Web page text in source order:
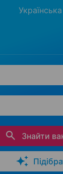
Українська
Знайти